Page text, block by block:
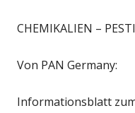
CHEMIKALIEN –
Von PAN Germany:
Informationsblatt